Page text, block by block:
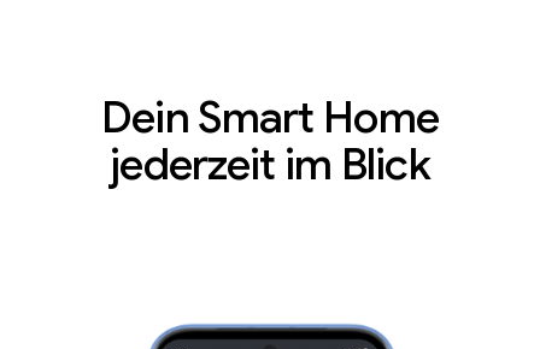
Dein Smart Home
jederzeit im Blick